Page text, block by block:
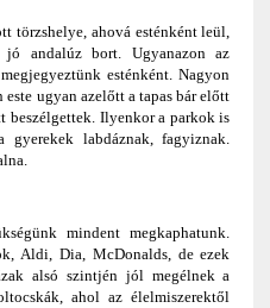
törzshelye, ahová esténként leül,
andalúz bort. Ugyanazon az
esténként. Nagyon
ugyan azelőtt a tapas bár előtt
beszélgettek. Ilyenkor a parkok is
gyerekek labdáznak, fagyiznak.
mindent megkaphatunk.
Aldi, Dia, McDonalds, de ezek
alsó szintjén jól megélnek a
ahol az élelmiszerektől